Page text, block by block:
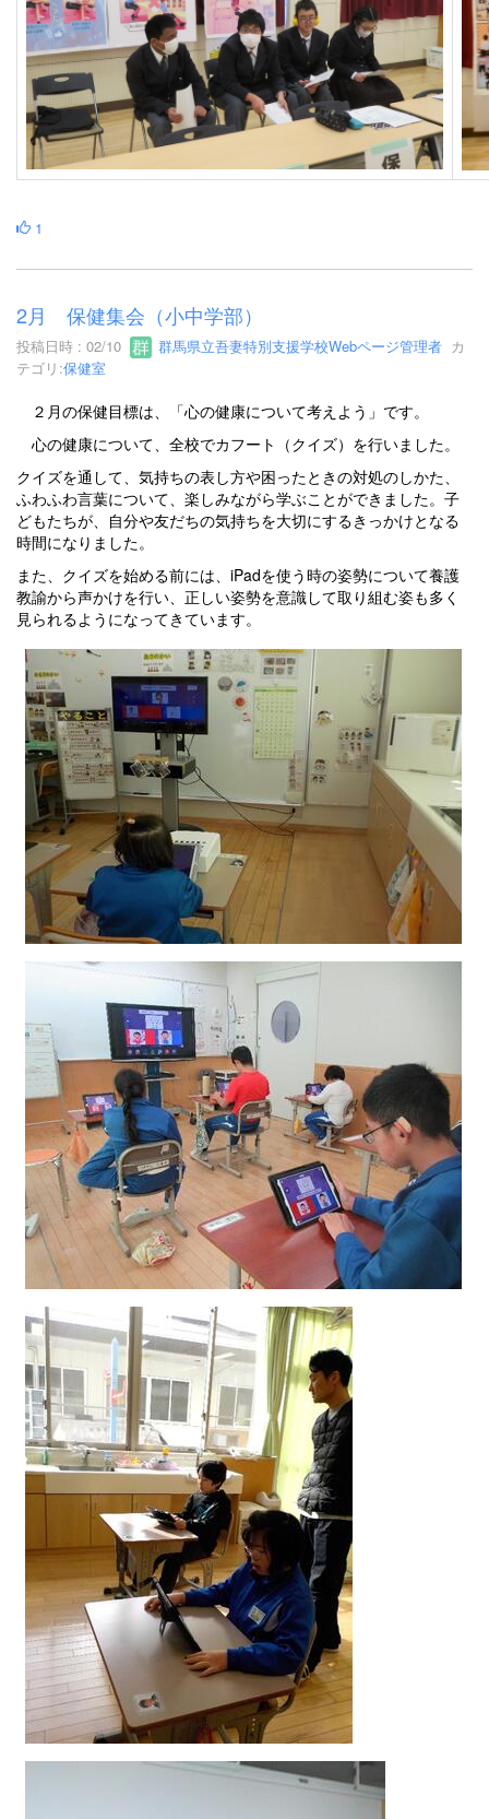
1
2月 保健集会（小中学部）
投稿日時 : 02/10 群馬県立吾妻特別支援学校Webページ管理者 カ
テゴリ:保健室
２月の保健目標は、「心の健康について考えよう」です。
心の健康について、全校でカフート（クイズ）を行いました。
クイズを通して、気持ちの表し方や困ったときの対処のしかた、
ふわふわ言葉について、楽しみながら学ぶことができました。子
どもたちが、自分や友だちの気持ちを大切にするきっかけとなる
時間になりました。
また、クイズを始める前には、iPadを使う時の姿勢について養護
教諭から声かけを行い、正しい姿勢を意識して取り組む姿も多く
見られるようになってきています。